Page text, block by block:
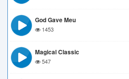
God Gave Meu
1453
Magical Classic
547